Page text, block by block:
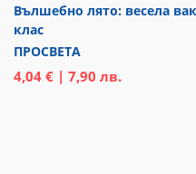
Вълшебно лято: весела
клас
ПРОСВЕТА
4,04 € | 7,90 лв.